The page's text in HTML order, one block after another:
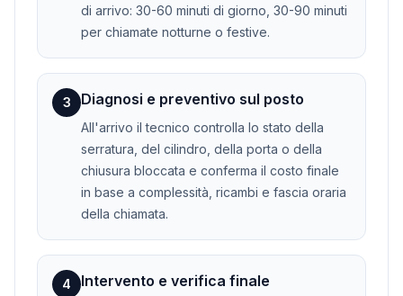
di arrivo: 30-60 minuti di giorno, 30-90 minuti
per chiamate notturne o festive.
3 Diagnosi e preventivo sul posto
All'arrivo il tecnico controlla lo stato della
serratura, del cilindro, della porta o della
chiusura bloccata e conferma il costo finale
in base a complessità, ricambi e fascia oraria
della chiamata.
4 Intervento e verifica finale